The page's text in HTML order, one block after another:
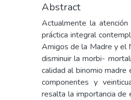
Abstract
Actualmente la
práctica integral
Amigos de la Madre y el
disminuir la morbi-
calidad al binomio
componentes y
resalta la importancia